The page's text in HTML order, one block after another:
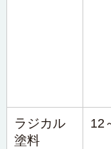
ラジカル
塗料
12